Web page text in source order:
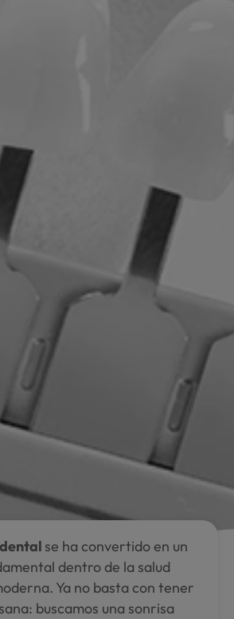
se ha convertido en un
dentro de la salud
Ya no basta con tener
buscamos una sonrisa